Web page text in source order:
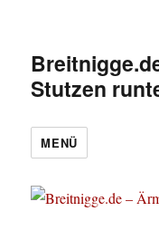
Stutzen
MENÜ